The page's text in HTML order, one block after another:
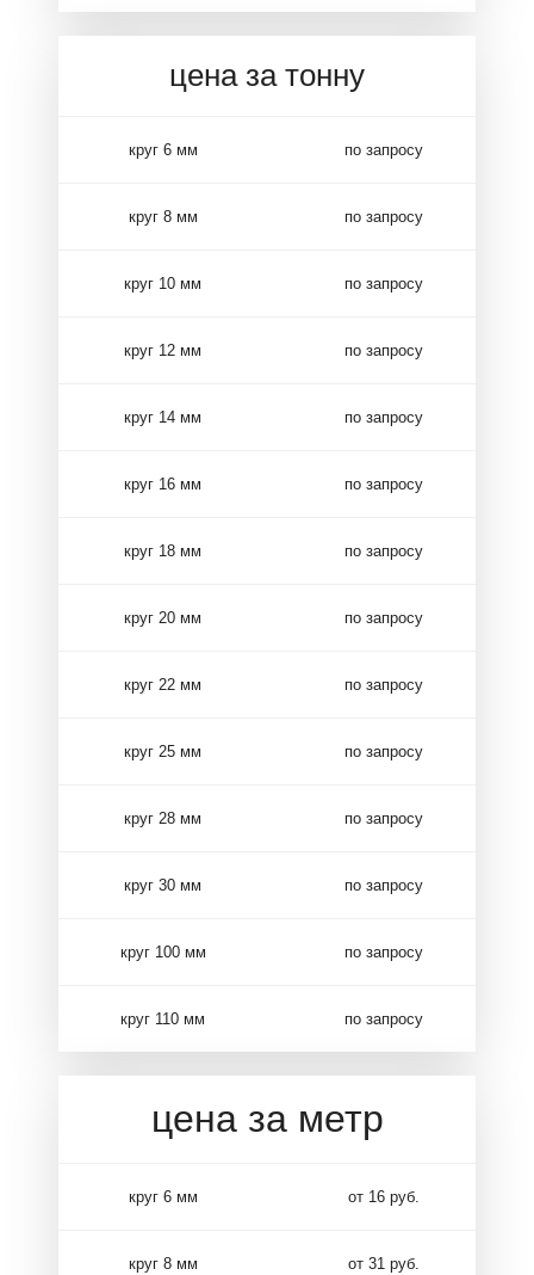
цена за тонну
круг 6 мм по запросу
круг 8 мм по запросу
круг 10 мм по запросу
круг 12 мм по запросу
круг 14 мм по запросу
круг 16 мм по запросу
круг 18 мм по запросу
круг 20 мм по запросу
круг 22 мм по запросу
круг 25 мм по запросу
круг 28 мм по запросу
круг 30 мм по запросу
круг 100 мм по запросу
круг 110 мм по запросу
цена за метр
круг 6 мм от 16 руб.
круг 8 мм от 31 руб.